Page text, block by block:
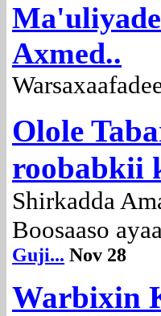
Axmed..
Olole
roobabkii
Shirkadda
Boosaaso
Guji... Nov 28
Warbixin